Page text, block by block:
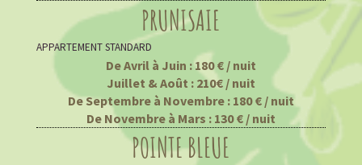
PRUNISAIE
APPARTEMENT STANDARD
De Avril à Juin : 180 € / nuit
Juillet & Août : 210€ / nuit
De Septembre à Novembre : 180 € / nuit
De Novembre à Mars : 130 € / nuit
POINTE BLEUE